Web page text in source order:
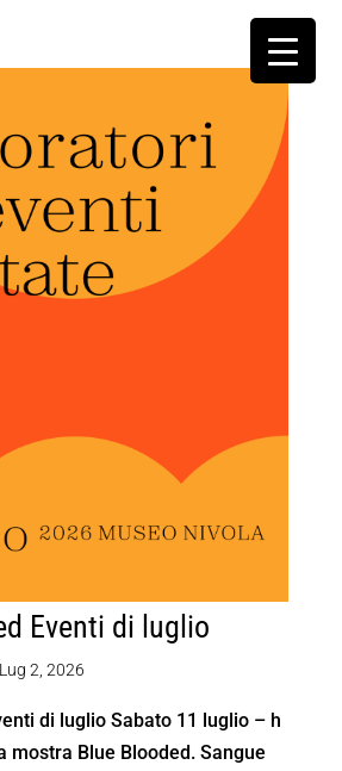
Eventi di luglio
Lug 2, 2026
di luglio Sabato 11 luglio – h
mostra Blue Blooded. Sangue